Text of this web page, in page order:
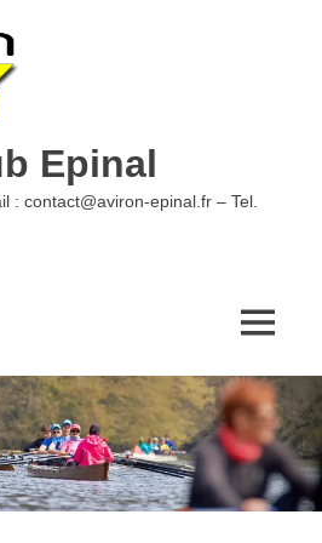
Epinal
: contact@aviron-epinal.fr – Tel.
MENU